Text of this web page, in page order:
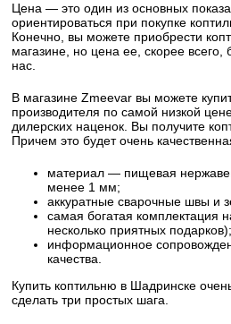
Цена — это один из основных
ориентироваться при покупке
Конечно, вы можете приобрести
магазине, но цена ее, скорее
нас.
В магазине Zmeevar вы можете
производителя по самой низкой
дилерских наценок. Вы получите
Причем это будет очень
материал — пищевая
менее 1 мм;
аккуратные сварочные швы и
самая богатая комплектация
несколько приятных подарков);
информационное
качества.
Купить коптильню в Шадринске
сделать три простых шага.